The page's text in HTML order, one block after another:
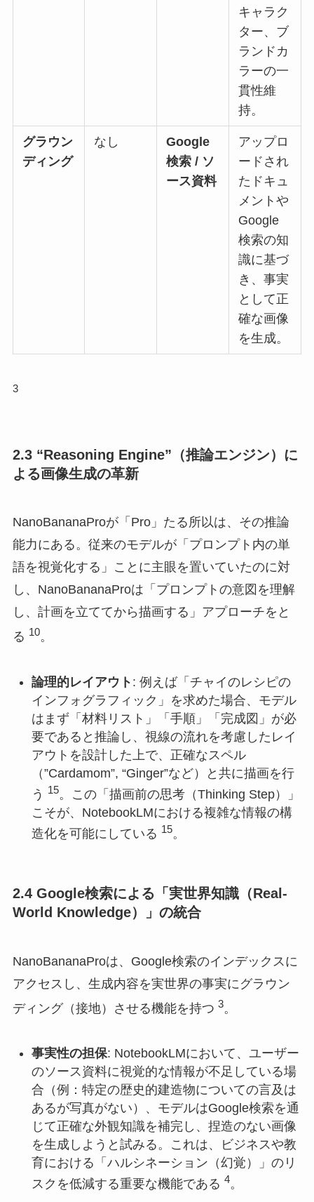
キャラク
ター、ブ
ランドカ
ラーの一
貫性維
持。
グラウン
ディング
なし
Google
検索 / ソ
ース資料
アップロ
ードされ
たドキュ
メントや
Google
検索の知
識に基づ
き、事実
として正
確な画像
を生成。
3
2.3 “Reasoning Engine”（推論エンジン）に
よる画像生成の革新
NanoBananaProが「Pro」たる所以は、その推論
能力にある。従来のモデルが「プロンプト内の単
語を視覚化する」ことに主眼を置いていたのに対
し、NanoBananaProは「プロンプトの意図を理解
し、計画を立ててから描画する」アプローチをと
る 10。
論理的レイアウト : 例えば「チャイのレシピの
インフォグラフィック」を求めた場合、モデル
はまず「材料リスト」「手順」「完成図」が必
要であると推論し、視線の流れを考慮したレイ
アウトを設計した上で、正確なスペル
（”Cardamom”, “Ginger”など）と共に描画を行
う 15。この「描画前の思考（Thinking Step）」
こそが、NotebookLMにおける複雑な情報の構
造化を可能にしている 15。
2.4 Google検索による「実世界知識（Real-
World Knowledge）」の統合
NanoBananaProは、Google検索のインデックスに
アクセスし、生成内容を実世界の事実にグラウン
ディング（接地）させる機能を持つ 3。
事実性の担保: NotebookLMにおいて、ユーザー
のソース資料に視覚的な情報が不足している場
合（例：特定の歴史的建造物についての言及は
あるが写真がない）、モデルはGoogle検索を通
じて正確な外観知識を補完し、捏造のない画像
を生成しようと試みる。これは、ビジネスや教
育における「ハルシネーション（幻覚）」のリ
スクを低減する重要な機能である 4。